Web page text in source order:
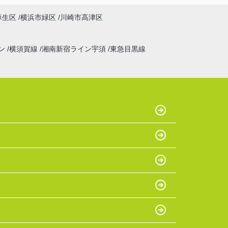
生区 横浜市緑区
川崎市高津区
横須賀線 湘南新宿ライン宇須 東急目黒線